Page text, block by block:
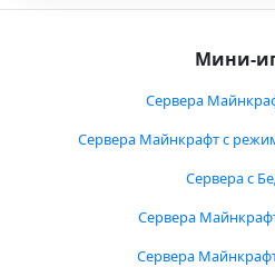
Мини-
Сервера
Сервера Майнкрафт с
Сервера с
Сервера
Сервера